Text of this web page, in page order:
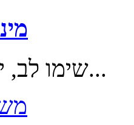
שימו לב, יש ללחוץ על...